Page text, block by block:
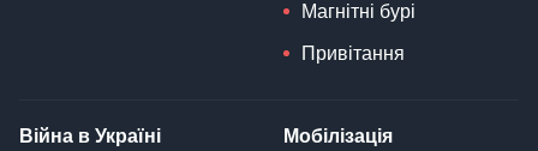
Магнітні бурі
Привітання
Війна в Україні Мобілізація